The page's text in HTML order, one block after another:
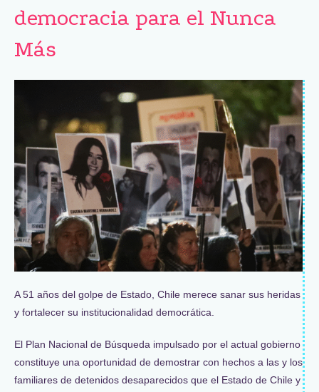
democracia para el Nunca
Más
A 51 años del golpe de Estado, Chile merece sanar sus heridas
y fortalecer su institucionalidad democrática.
El Plan Nacional de Búsqueda impulsado por el actual gobierno
constituye una oportunidad de demostrar con hechos a las y los
familiares de detenidos desaparecidos que el Estado de Chile y